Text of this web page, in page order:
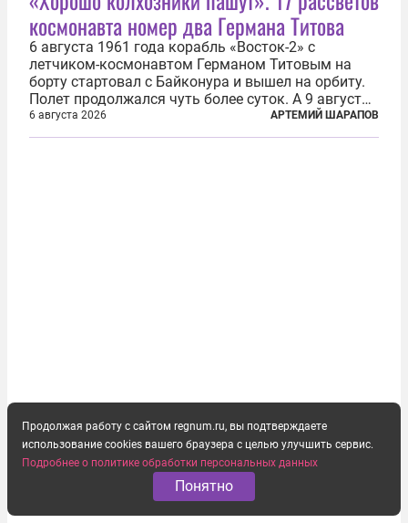
космонавта номер два Германа Титова
6 августа 1961 года корабль «Восток-2» с
летчиком-космонавтом Германом Титовым на
борту стартовал с Байконура и вышел на орбиту.
Полет продолжался чуть более суток. А 9 августа
второй человек в космосе получил звезду Героя
Советского Союза и орден Ленина. Миссия Титова
6 августа 2026 АРТЕМИЙ ШАРАПОВ
Продолжая работу с сайтом regnum.ru, вы подтверждаете
использование cookies вашего браузера с целью улучшить сервис.
Подробнее о политике обработки персональных данных
Понятно